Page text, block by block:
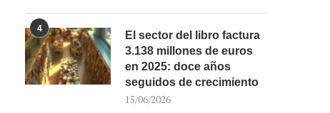
4
El sector del libro factura
3.138 millones de euros
en 2025: doce años
seguidos de crecimiento
15/06/2026